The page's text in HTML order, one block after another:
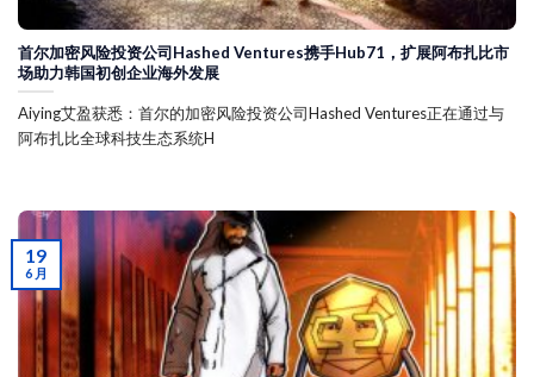
首尔加密风险投资公司Hashed Ventures携手Hub71，扩展阿布扎比市
场助力韩国初创企业海外发展
Aiying艾盈获悉：首尔的加密风险投资公司Hashed Ventures正在通过与
阿布扎比全球科技生态系统H
19
6 月